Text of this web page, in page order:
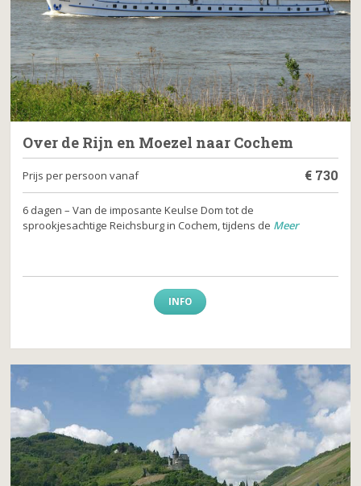
Over de Rijn en Moezel naar Cochem
Prijs per persoon vanaf € 730
6 dagen – Van de imposante Keulse Dom tot de
sprookjesachtige Reichsburg in Cochem, tijdens de Meer
INFO